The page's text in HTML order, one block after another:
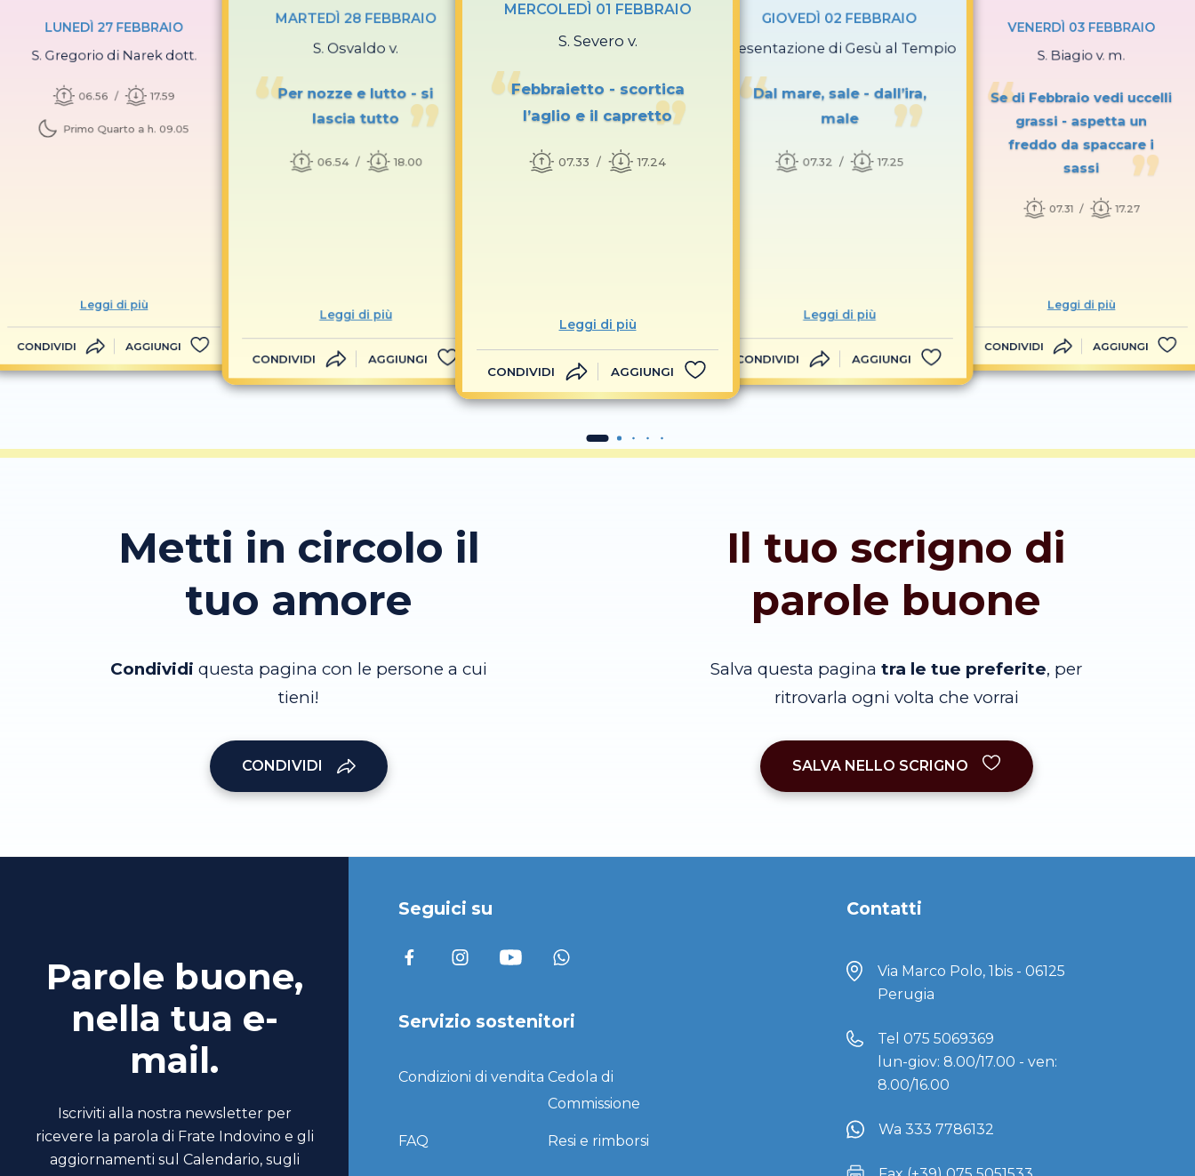
LUNEDÌ 27 FEBBRAIO
S. Gregorio di Narek dott.
06.56 17.59
Primo Quarto a h. 09.05
Leggi di più
CONDIVIDI AGGIUNGI
MARTEDÌ 28 FEBBRAIO
S. Osvaldo v.
Per nozze e lutto - si
lascia tutto
06.54 18.00
Leggi di più
CONDIVIDI AGGIUNGI
MERCOLEDÌ 01 FEBBRAIO
S. Severo v.
Febbraietto - scortica
l’aglio e il capretto
07.33 17.24
Leggi di più
CONDIVIDI AGGIUNGI
GIOVEDÌ 02 FEBBRAIO
Presentazione di Gesù al Tempio
Dal mare, sale - dall’ira,
male
07.32 17.25
Leggi di più
CONDIVIDI AGGIUNGI
VENERDÌ 03 FEBBRAIO
S. Biagio v. m.
Se di Febbraio vedi uccelli
grassi - aspetta un
freddo da spaccare i
sassi
07.31 17.27
Leggi di più
CONDIVIDI AGGIUNGI
Metti in circolo il
tuo amore
Condividi questa pagina con le persone a cui
tieni!
CONDIVIDI
Il tuo scrigno di
parole buone
Salva questa pagina tra le tue preferite, per
ritrovarla ogni volta che vorrai
SALVA NELLO SCRIGNO
Parole buone,
nella tua e-
mail.
Iscriviti alla nostra newsletter per
ricevere la parola di Frate Indovino e gli
aggiornamenti sul Calendario, sugli
Seguici su
Servizio sostenitori
Condizioni di vendita Cedola di
Commissione
FAQ Resi e rimborsi
Contatti
Via Marco Polo, 1bis - 06125
Perugia
Tel 075 5069369
lun-giov: 8.00/17.00 - ven:
8.00/16.00
Wa 333 7786132